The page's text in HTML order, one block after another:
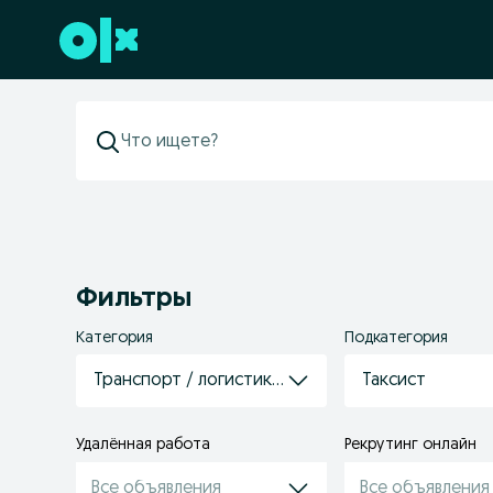
Перейти к нижнему колонтитулу
Фильтры
Категория
Транспорт / логистика / склад
Подкатегория
Таксист
Удалённая работа
Все объявления
Рекрутинг онлайн
Все объявления